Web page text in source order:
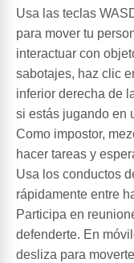
Usa las teclas
para mover tu
interactuar con
sabotajes, haz clic
inferior derecha de
si estás jugando en
Como impostor,
hacer tareas y
Usa los conductos
rápidamente entre
Participa en
defenderte. En
desliza para